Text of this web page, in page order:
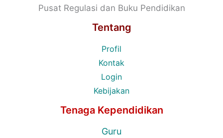
Pusat Regulasi dan Buku Pendidikan
Tentang
Profil
Kontak
Login
Kebijakan
Tenaga Kependidikan
Guru